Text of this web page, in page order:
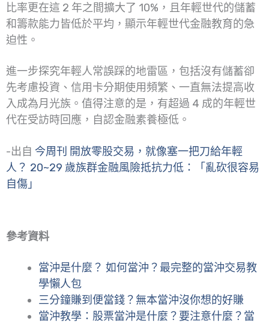
比率更在這 2 年之間擴大了 10%，且年輕世代的儲蓄
和籌款能力皆低於平均，顯示年輕世代金融教育的急
迫性。
進一步探究年輕人常誤踩的地雷區，包括沒有儲蓄卻
先考慮投資、信用卡分期使用頻繁、一直無法提高收
入成為月光族。值得注意的是，有超過 4 成的年輕世
代在受訪時回應，自認金融素養極低。
-出自 今周刊 開放零股交易，就像塞一把刀給年輕
人？ 20~29 歲族群金融風險抵抗力低：「亂砍很容易
自傷」
參考資料
當沖是什麼？ 如何當沖？最完整的當沖交易教
學懶人包
三分鐘賺到便當錢？無本當沖沒你想的好賺
當沖教學：股票當沖是什麼？要注意什麼？當